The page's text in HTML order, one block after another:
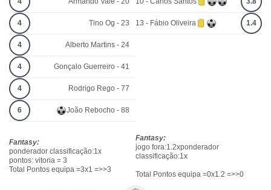
4 Tino Og - 23
4 Alberto Martins - 24
4 Gonçalo Guerreiro - 41
4 Rodrigo Rego - 77
6 João Rebocho - 88
13 - Fábio Oliveira 1.4
Fantasy:
ponderador classificação:1x
pontos: vitoria = 3
Total Pontos equipa =3x1 =>>3
Fantasy:
jogo fora:1.2xponderador
classificação:1x
Total Pontos equipa =0x1.2 =>>0